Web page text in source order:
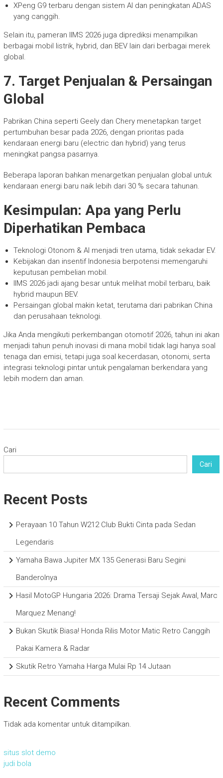
XPeng G9 terbaru dengan sistem AI dan peningkatan ADAS
yang canggih.
Selain itu, pameran IIMS 2026 juga diprediksi menampilkan
berbagai mobil listrik, hybrid, dan BEV lain dari berbagai merek
global.
7. Target Penjualan & Persaingan
Global
Pabrikan China seperti Geely dan Chery menetapkan target
pertumbuhan besar pada 2026, dengan prioritas pada
kendaraan energi baru (electric dan hybrid) yang terus
meningkat pangsa pasarnya.
Beberapa laporan bahkan menargetkan penjualan global untuk
kendaraan energi baru naik lebih dari 30 % secara tahunan.
Kesimpulan: Apa yang Perlu
Diperhatikan Pembaca
Teknologi Otonom & AI menjadi tren utama, tidak sekadar EV.
Kebijakan dan insentif Indonesia berpotensi memengaruhi
keputusan pembelian mobil.
IIMS 2026 jadi ajang besar untuk melihat mobil terbaru, baik
hybrid maupun BEV.
Persaingan global makin ketat, terutama dari pabrikan China
dan perusahaan teknologi.
Jika Anda mengikuti perkembangan otomotif 2026, tahun ini akan
menjadi tahun penuh inovasi di mana mobil tidak lagi hanya soal
tenaga dan emisi, tetapi juga soal kecerdasan, otonomi, serta
integrasi teknologi pintar untuk pengalaman berkendara yang
lebih modern dan aman.
Cari
Cari
Recent Posts
Perayaan 10 Tahun W212 Club Bukti Cinta pada Sedan
Legendaris
Yamaha Bawa Jupiter MX 135 Generasi Baru Segini
Banderolnya
Hasil MotoGP Hungaria 2026: Drama Tersaji Sejak Awal, Marc
Marquez Menang!
Bukan Skutik Biasa! Honda Rilis Motor Matic Retro Canggih
Pakai Kamera & Radar
Skutik Retro Yamaha Harga Mulai Rp 14 Jutaan
Recent Comments
Tidak ada komentar untuk ditampilkan.
situs slot demo
judi bola